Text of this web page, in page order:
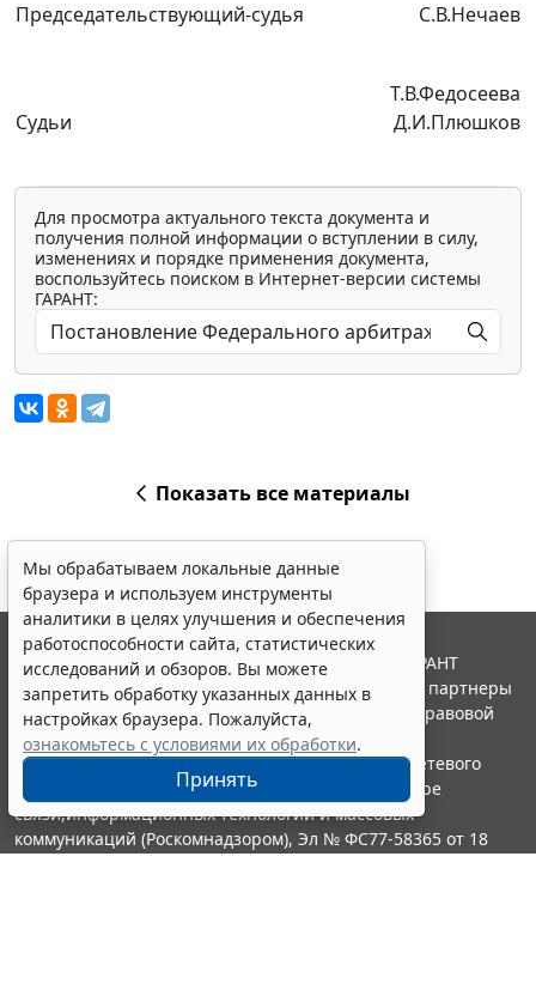
Председательствующий-судья С.В.Нечаев
Судьи
Т.В.Федосеева
Д.И.Плюшков
Для просмотра актуального текста документа и
получения полной информации о вступлении в силу,
изменениях и порядке применения документа,
воспользуйтесь поиском в Интернет-версии системы
ГАРАНТ:
Показать все материалы
Мы обрабатываем локальные данные
браузера и используем инструменты
аналитики в целях улучшения и обеспечения
работоспособности сайта, статистических
исследований и обзоров. Вы можете
запретить обработку указанных данных в
настройках браузера. Пожалуйста,
ознакомьтесь с условиями их обработки.
Принять
© ООО "НПП "ГАРАНТ-СЕРВИС", 2026. Система ГАРАНТ
выпускается с 1990 года. Компания "Гарант" и ее партнеры
являются участниками Российской ассоциации правовой
информации ГАРАНТ.
Портал ГАРАНТ.РУ зарегистрирован в качестве сетевого
издания Федеральной службой по надзору в сфере
связи,информационных технологий и массовых
коммуникаций (Роскомнадзором), Эл № ФС77-58365 от 18